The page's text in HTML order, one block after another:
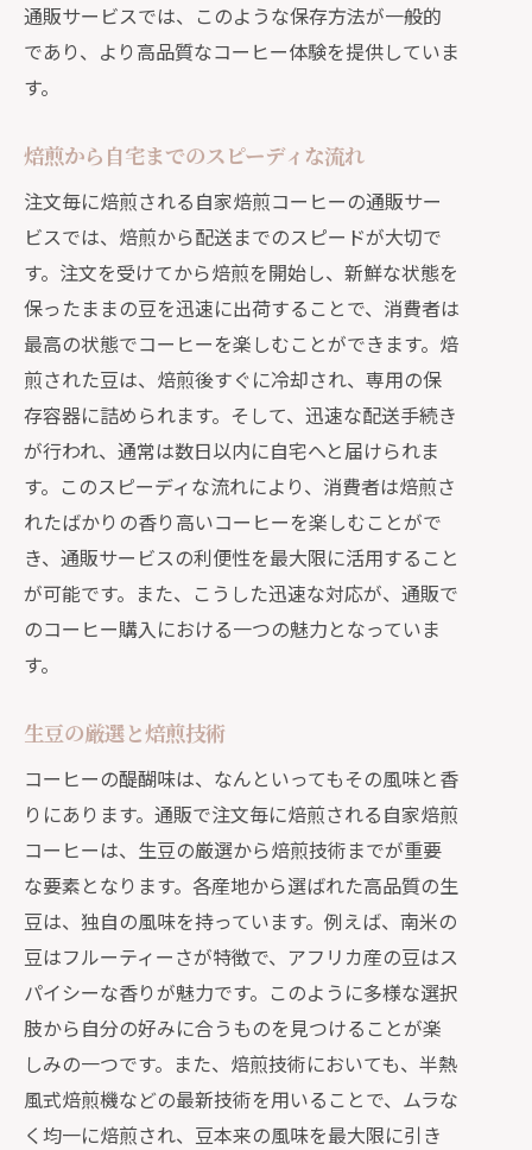
通販サービスでは、このような保存方法が一般的
であり、より高品質なコーヒー体験を提供していま
す。
焙煎から自宅までのスピーディな流れ
注文毎に焙煎される自家焙煎コーヒーの通販サー
ビスでは、焙煎から配送までのスピードが大切で
す。注文を受けてから焙煎を開始し、新鮮な状態を
保ったままの豆を迅速に出荷することで、消費者は
最高の状態でコーヒーを楽しむことができます。焙
煎された豆は、焙煎後すぐに冷却され、専用の保
存容器に詰められます。そして、迅速な配送手続き
が行われ、通常は数日以内に自宅へと届けられま
す。このスピーディな流れにより、消費者は焙煎さ
れたばかりの香り高いコーヒーを楽しむことがで
き、通販サービスの利便性を最大限に活用すること
が可能です。また、こうした迅速な対応が、通販で
のコーヒー購入における一つの魅力となっていま
す。
生豆の厳選と焙煎技術
コーヒーの醍醐味は、なんといってもその風味と香
りにあります。通販で注文毎に焙煎される自家焙煎
コーヒーは、生豆の厳選から焙煎技術までが重要
な要素となります。各産地から選ばれた高品質の生
豆は、独自の風味を持っています。例えば、南米の
豆はフルーティーさが特徴で、アフリカ産の豆はス
パイシーな香りが魅力です。このように多様な選択
肢から自分の好みに合うものを見つけることが楽
しみの一つです。また、焙煎技術においても、半熱
風式焙煎機などの最新技術を用いることで、ムラな
く均一に焙煎され、豆本来の風味を最大限に引き